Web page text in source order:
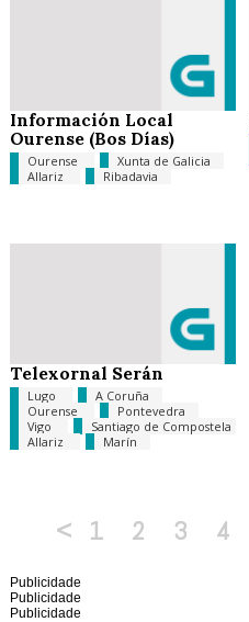
Información Local
Ourense (Bos Días)
Ourense
Xunta de Galicia
Allariz
Ribadavia
Telexornal Serán
Lugo
A Coruña
Ourense
Pontevedra
Vigo
Santiago de Compostela
Allariz
Marín
< 1 2 3 4
Publicidade
Publicidade
Publicidade